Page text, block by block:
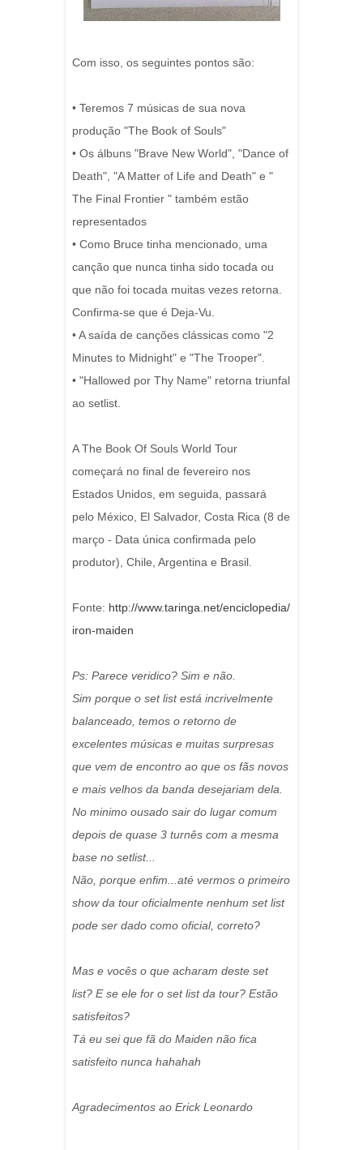
Com isso, os seguintes pontos são:
• Teremos 7 músicas de sua nova
produção "The Book of Souls"
• Os álbuns "Brave New World", "Dance of
Death", "A Matter of Life and Death" e "
The Final Frontier " também estão
representados
• Como Bruce tinha mencionado, uma
canção que nunca tinha sido tocada ou
que não foi tocada muitas vezes retorna.
Confirma-se que é Deja-Vu.
• A saída de canções clássicas como "2
Minutes to Midnight" e "The Trooper".
• "Hallowed por Thy Name" retorna triunfal
ao setlist.
A The Book Of Souls World Tour
começará no final de fevereiro nos
Estados Unidos, em seguida, passará
pelo México, El Salvador, Costa Rica (8 de
março - Data única confirmada pelo
produtor), Chile, Argentina e Brasil.
Fonte: http://www.taringa.net/enciclopedia/
iron-maiden
Ps: Parece veridico? Sim e não.
Sim porque o set list está incrivelmente
balanceado, temos o retorno de
excelentes músicas e muitas surpresas
que vem de encontro ao que os fãs novos
e mais velhos da banda desejariam dela.
No minimo ousado sair do lugar comum
depois de quase 3 turnês com a mesma
base no setlist...
Não, porque enfim...até vermos o primeiro
show da tour oficialmente nenhum set list
pode ser dado como oficial, correto?
Mas e vocês o que acharam deste set
list? E se ele for o set list da tour? Estão
satisfeitos?
Tá eu sei que fã do Maiden não fica
satisfeito nunca hahahah
Agradecimentos ao Erick Leonardo